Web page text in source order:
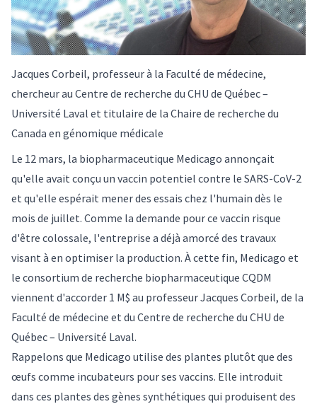
Jacques Corbeil, professeur à la Faculté de médecine,
chercheur au Centre de recherche du CHU de Québec –
Université Laval et titulaire de la Chaire de recherche du
Canada en génomique médicale
Le 12 mars, la biopharmaceutique Medicago annonçait
qu'elle avait conçu un vaccin potentiel contre le SARS-CoV-2
et qu'elle espérait mener des essais chez l'humain dès le
mois de juillet. Comme la demande pour ce vaccin risque
d'être colossale, l'entreprise a déjà amorcé des travaux
visant à en optimiser la production. À cette fin, Medicago et
le consortium de recherche biopharmaceutique CQDM
viennent d'accorder 1 M$ au professeurJacques Corbeil, de la
Faculté de médecine et du Centre de recherche du CHU de
Québec – Université Laval.
Rappelons que Medicago utilise des plantes plutôt que des
œufs comme incubateurs pour ses vaccins. Elle introduit
dans ces plantes des gènes synthétiques qui produisent des